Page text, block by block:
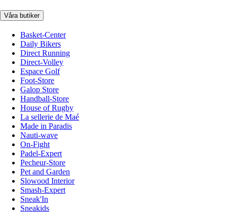
Våra butiker
Basket-Center
Daily Bikers
Direct Running
Direct-Volley
Espace Golf
Foot-Store
Galop Store
Handball-Store
House of Rugby
La sellerie de Maé
Made in Paradis
Nauti-wave
On-Fight
Padel-Expert
Pecheur-Store
Pet and Garden
Slowood Interior
Smash-Expert
Sneak'In
Sneakids